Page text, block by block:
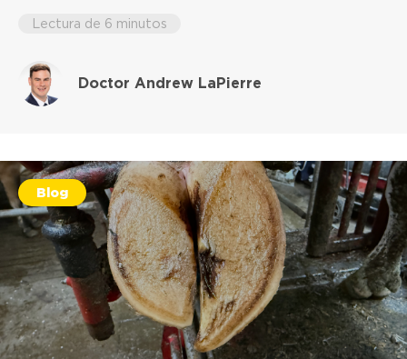
Lectura de 6 minutos
Doctor Andrew LaPierre
Blog